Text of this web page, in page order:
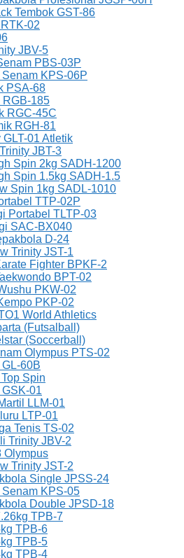
Tembok GST-86
02
JBV-5
PBS-03P
KPS-06P
PSA-68
RGB-185
RGC-45C
RGH-81
01 Atletik
JBT-3
Spin 2kg SADH-1200
Spin 1.5kg SADH-1.5
Spin 1kg SADL-1010
TTP-02P
Portabel TLTP-03
SAC-BX040
D-24
Trinity JST-1
Fighter BPKF-2
BPT-02
PKW-02
PKP-02
World Athletics
(Futsalball)
(Soccerball)
Olympus PTS-02
60B
Spin
01
LLM-01
LTP-01
Tenis TS-02
Trinity JBV-2
Olympus
Trinity JST-2
Single JPSS-24
KPS-05
Double JPSD-18
TPB-7
TPB-6
TPB-5
TPB-4